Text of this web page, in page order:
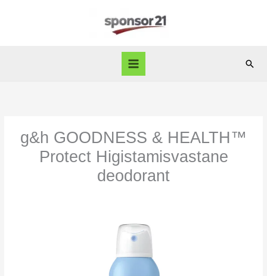
g&h GOODNESS & HEALTH™
Protect Higistamisvastane
deodorant